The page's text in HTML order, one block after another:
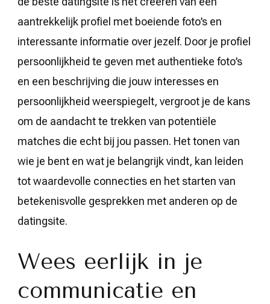
aantrekkelijk profiel met boeiende foto’s en
interessante informatie over jezelf. Door je profiel
persoonlijkheid te geven met authentieke foto’s
en een beschrijving die jouw interesses en
persoonlijkheid weerspiegelt, vergroot je de kans
om de aandacht te trekken van potentiële
matches die echt bij jou passen. Het tonen van
wie je bent en wat je belangrijk vindt, kan leiden
tot waardevolle connecties en het starten van
betekenisvolle gesprekken met anderen op de
datingsite.
Wees eerlijk in je
communicatie en